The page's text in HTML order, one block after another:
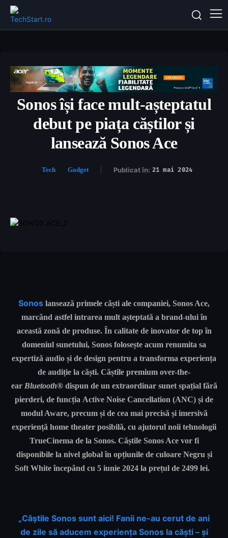
Sonos își face mult-așteptatul
debut pe piața căștilor și
lansează Sonos Ace
Tech Gadget Publicat în: 21 mai 2024
Sonos lansează primele căști ale companiei, Sonos Ace,
marcând astfel intrarea mult așteptată a brand-ului în
această zonă de produse. În calitate de inovator de top în
domeniul sunetului, Sonos folosește acum renumita sa
expertiză audio și de design pentru a transforma experiența
de audiție la căști. Căștile premium over-the-
ear Bluetooth® dispun de un extraordinar sunet spațial fără
pierderi, de funcția Active Noise Cancellation (ANC) și de
modul Aware, precum și de cea mai precisă și imersivă
experiență home theater posibilă, cu ajutorul noii tehnologii
TrueCinema de la Sonos. Căștile Sonos Ace vor fi
disponibile la nivel global în opțiunile de culoare Negru și
Soft White începând cu 5 iunie 2024 la prețul de 2499 lei.
„Căștile Sonos sunt aici! Fanii ne-au cerut de ani
de zile să aducem experiența Sonos la căști – și